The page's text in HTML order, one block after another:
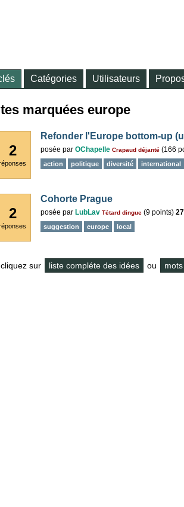
Catégories Utilisateurs
marquées europe
2
Refonder l'Europe bottom-up
posée par OChapelle Crapaud déjanté (166
action politique diversité international
2
Cohorte Prague
posée par LubLav Tétard dingue (9 points)
suggestion europe local
sur liste compléte des idées ou